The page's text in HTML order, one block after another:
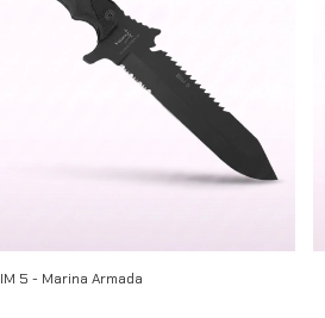
5 - Marina Armada